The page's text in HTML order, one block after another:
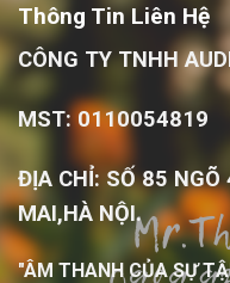
Thông Tin Liên Hệ
CÔNG TY TNHH
MST: 0110054819
ĐỊA CHỈ: SỐ 85
MAI,HÀ NỘI.
"ÂM THANH CỦA SỰ